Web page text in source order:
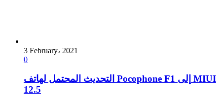
3 February، 2021
0
التحديث المحتمل لهاتف Pocophone F1 إلى MIUI
12.5